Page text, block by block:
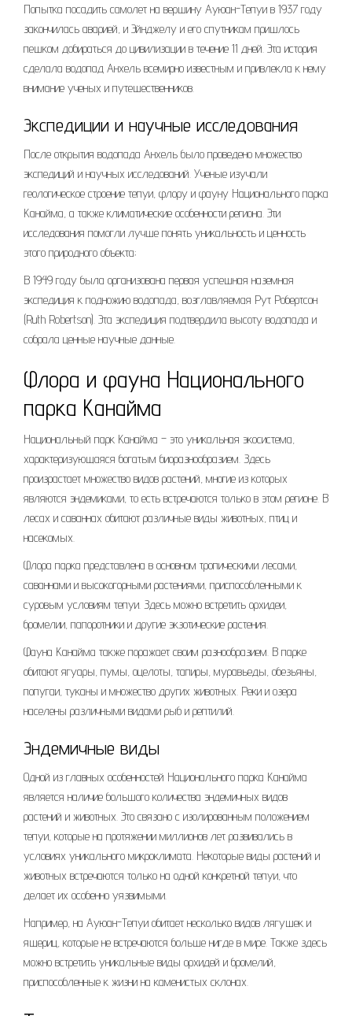
Попытка посадить самолет на вершину Ауюан-Тепуи в 1937 году
закончилась аварией, и Эйнджелу и его спутникам пришлось
пешком добираться до цивилизации в течение 11 дней. Эта история
сделала водопад Анхель всемирно известным и привлекла к нему
внимание ученых и путешественников.
Экспедиции и научные исследования
После открытия водопада Анхель было проведено множество
экспедиций и научных исследований. Ученые изучали
геологическое строение тепуи, флору и фауну Национального парка
Канайма, а также климатические особенности региона. Эти
исследования помогли лучше понять уникальность и ценность
этого природного объекта;
В 1949 году была организована первая успешная наземная
экспедиция к подножию водопада, возглавляемая Рут Робертсон
(Ruth Robertson). Эта экспедиция подтвердила высоту водопада и
собрала ценные научные данные.
Флора и фауна Национального
парка Канайма
Национальный парк Канайма – это уникальная экосистема,
характеризующаяся богатым биоразнообразием. Здесь
произрастает множество видов растений, многие из которых
являются эндемиками, то есть встречаются только в этом регионе. В
лесах и саваннах обитают различные виды животных, птиц и
насекомых.
Флора парка представлена в основном тропическими лесами,
саваннами и высокогорными растениями, приспособленными к
суровым условиям тепуи. Здесь можно встретить орхидеи,
бромелии, папоротники и другие экзотические растения.
Фауна Канайма также поражает своим разнообразием. В парке
обитают ягуары, пумы, оцелоты, тапиры, муравьеды, обезьяны,
попугаи, туканы и множество других животных. Реки и озера
населены различными видами рыб и рептилий.
Эндемичные виды
Одной из главных особенностей Национального парка Канайма
является наличие большого количества эндемичных видов
растений и животных. Это связано с изолированным положением
тепуи, которые на протяжении миллионов лет развивались в
условиях уникального микроклимата. Некоторые виды растений и
животных встречаются только на одной конкретной тепуи, что
делает их особенно уязвимыми.
Например, на Ауюан-Тепуи обитает несколько видов лягушек и
ящериц, которые не встречаются больше нигде в мире. Также здесь
можно встретить уникальные виды орхидей и бромелий,
приспособленные к жизни на каменистых склонах.